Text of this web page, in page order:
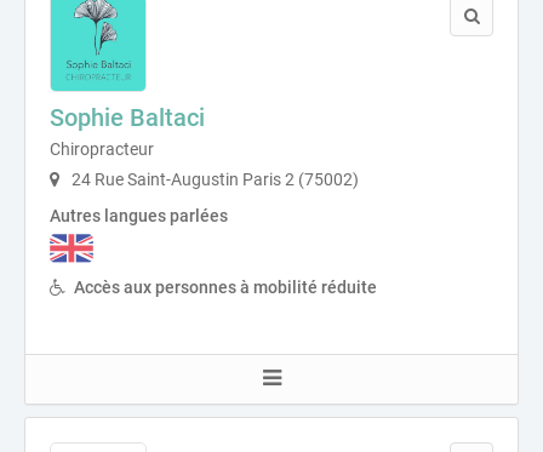
Sophie Baltaci
Chiropracteur
24 Rue Saint-Augustin Paris 2 (75002)
Autres langues parlées
Accès aux personnes à mobilité réduite